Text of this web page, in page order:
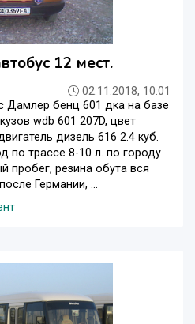
12 мест.
02.11.2018, 10:01
Дамлер бенц 601 дка на базе
wdb 601 207D, цвет
дизель 616 2.4 куб.
по трассе 8-10 л. по городу
пробег, резина обута вся
Германии, ...